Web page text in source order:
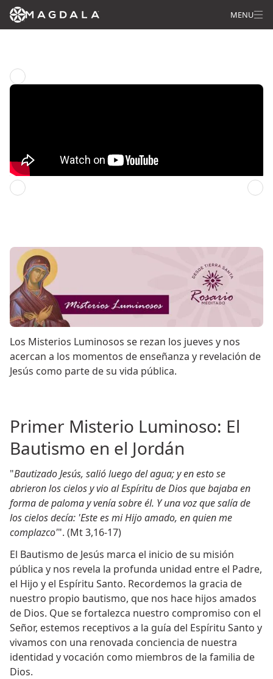
MENU
Los Misterios Luminosos se rezan los jueves y nos
acercan a los momentos de enseñanza y revelación de
Jesús como parte de su vida pública.
Primer Misterio Luminoso: El
Bautismo en el Jordán
"Bautizado Jesús, salió luego del agua; y en esto se
abrieron los cielos y vio al Espíritu de Dios que bajaba en
forma de paloma y venía sobre él. Y una voz que salía de
los cielos decía: 'Este es mi Hijo amado, en quien me
complazco'". (Mt 3,16-17)
El Bautismo de Jesús marca el inicio de su misión
pública y nos revela la profunda unidad entre el Padre,
el Hijo y el Espíritu Santo. Recordemos la gracia de
nuestro propio bautismo, que nos hace hijos amados
de Dios. Que se fortalezca nuestro compromiso con el
Señor, estemos receptivos a la guía del Espíritu Santo y
vivamos con una renovada conciencia de nuestra
identidad y vocación como miembros de la familia de
Dios.